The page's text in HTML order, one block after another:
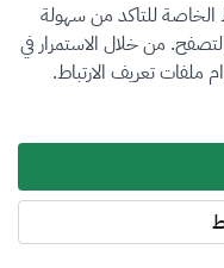
الخاصة للتاكد من سهولة
من خلال الاستمرار في
تعريف الارتباط.